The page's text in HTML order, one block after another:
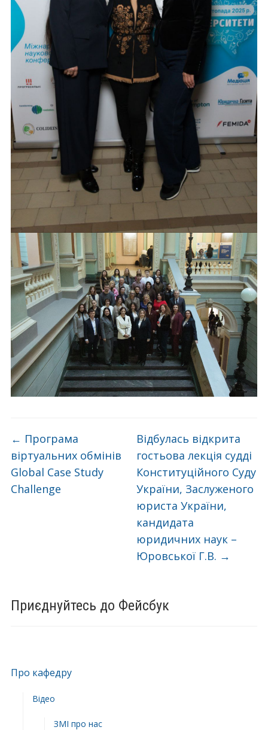
Приєднуйтесь до Фейсбук
Про кафедру
Відео
ЗМІ про нас
← Програма
віртуальних обмінів
Global Case Study
Challenge
Відбулась відкрита
гостьова лекція судді
Конституційного Суду
України, Заслуженого
юриста України,
кандидата
юридичних наук –
Юровської Г.В. →